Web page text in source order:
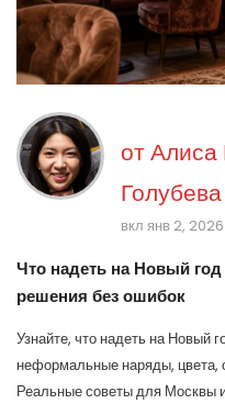
отАлиса
Голубева
вкл янв 2, 2026
Что надеть на Новый
решения без ошибок
Узнайте, что надеть на Новый
неформальные наряды, цвета,
Реальные советы для Москвы